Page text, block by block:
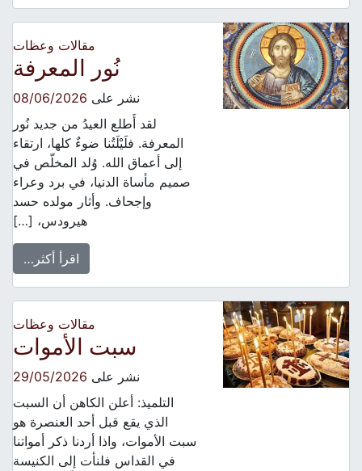
مقالات وعظات
نُور المعرفة
نشر على08/06/2026
لقد أَطلع العيدُ من جديد نُور
المعرفة. فلَيْلَتُنا ضوءٌ كلها، ارتقاء
إلى أعماق الله. وُلد المخلّص في
صميم مأساة الدنيا، في برد وعراء
وإجحاف. وأثار مولده حسد
هيرودس، […]
اقرأ أكثر…
مقالات وعظات
سبت الأموات
نشر على29/05/2026
التلميذ: أعلن الكاهن أن السبت
الذي يقع قبل أحد العنصرة هو
سبت الأموات، واذا أردنا ذكر أمواتنا
في القداس فلنأت إلى الكنيسة